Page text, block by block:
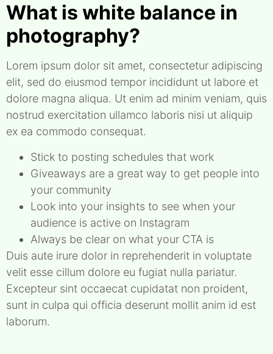
What is white balance in
photography?
Lorem ipsum dolor sit amet, consectetur adipiscing
elit, sed do eiusmod tempor incididunt ut labore et
dolore magna aliqua. Ut enim ad minim veniam, quis
nostrud exercitation ullamco laboris nisi ut aliquip
ex ea commodo consequat.
Stick to posting schedules that work
Giveaways are a great way to get people into
your community
Look into your insights to see when your
audience is active on Instagram
Always be clear on what your CTA is
Duis aute irure dolor in reprehenderit in voluptate
velit esse cillum dolore eu fugiat nulla pariatur.
Excepteur sint occaecat cupidatat non proident,
sunt in culpa qui officia deserunt mollit anim id est
laborum.